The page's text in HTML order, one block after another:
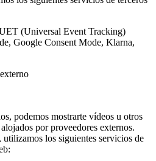
(Universal Event Tracking)
Google Consent Mode, Klarna,
podemos mostrarte vídeos u otros
por proveedores externos.
los siguientes servicios de